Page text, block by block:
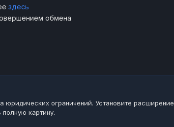
здесь
обмена
юридических ограничений. Установите расширение
картину.